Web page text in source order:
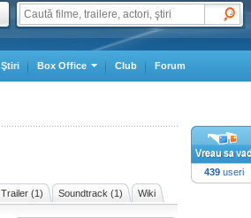
Ştiri Box Office Club Forum
Trailer (1) Soundtrack (1) Wiki
439 useri